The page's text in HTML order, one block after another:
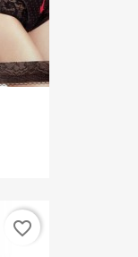
favorite_border